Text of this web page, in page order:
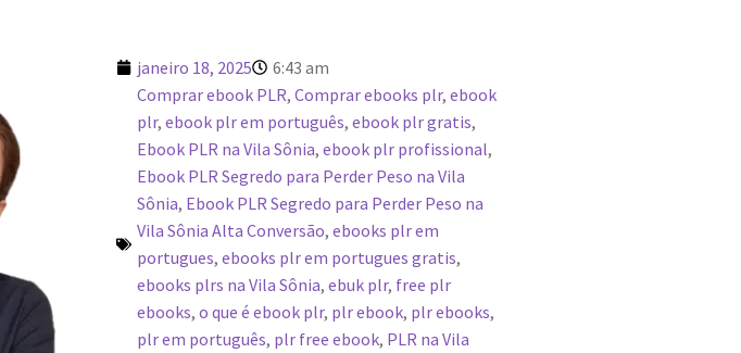
janeiro 18, 2025
6:43 am
Comprar ebook PLR, Comprar ebooks plr, ebook
plr, ebook plr em português, ebook plr gratis,
Ebook PLR na Vila Sônia, ebook plr profissional,
Ebook PLR Segredo para Perder Peso na Vila
Sônia, Ebook PLR Segredo para Perder Peso na
Vila Sônia Alta Conversão, ebooks plr em
portugues, ebooks plr em portugues gratis,
ebooks plrs na Vila Sônia, ebuk plr, free plr
ebooks, o que é ebook plr, plr ebook, plr ebooks,
plr em português, plr free ebook, PLR na Vila